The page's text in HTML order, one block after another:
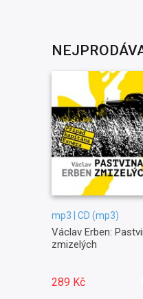
mp3 | CD (mp3)
Václav Erben:
zmizelých
289 Kč